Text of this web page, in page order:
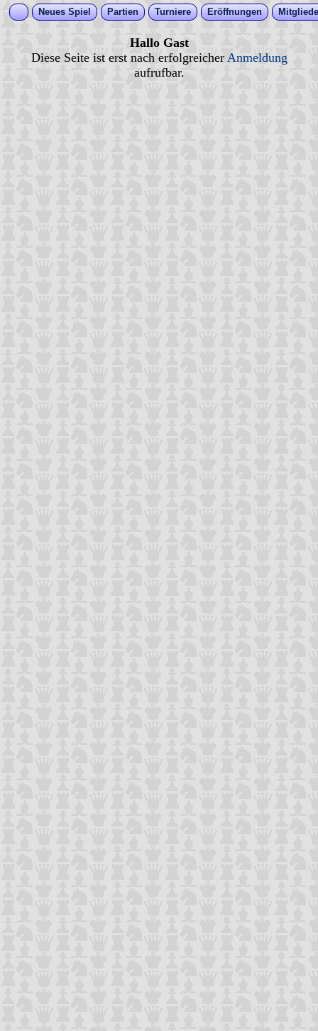
Neues Spiel Partien Turniere Eröffnungen
Hallo Gast
Diese Seite ist erst nach erfolgreicher Anmeldung
aufrufbar.